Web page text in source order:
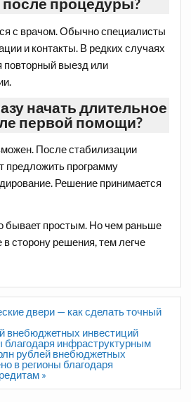
с врачом. Обычно специалисты
и контакты. В редких случаях
повторный выезд или
начать длительное
первой помощи?
После стабилизации
предложить программу
Решение принимается
бывает простым. Но чем раньше
сторону решения, тем легче
двери — как сделать точный
внебюджетных инвестиций
благодаря инфраструктурным
рублей внебюджетных
в регионы благодаря
»